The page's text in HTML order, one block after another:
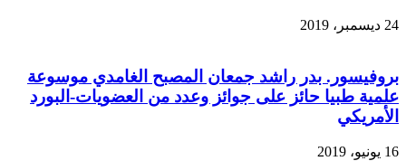
24 ديسمبر، 2019
بروفيسور. بدر راشد جمعان المصبح الغامدي موسوعة
علمية طبيا حائز على جوائز وعدد من العضويات-البورد
الأمريكي
16 يونيو، 2019